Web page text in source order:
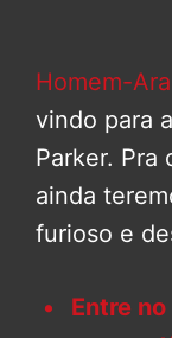
Homem-
vindo para
Parker. Pra
ainda
furioso e
Entre